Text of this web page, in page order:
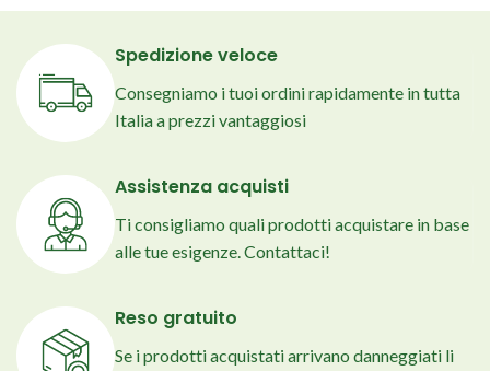
Spedizione veloce
Consegniamo i tuoi ordini rapidamente in tutta
Italia a prezzi vantaggiosi
Assistenza acquisti
Ti consigliamo quali prodotti acquistare in base
alle tue esigenze. Contattaci!
Reso gratuito
Se i prodotti acquistati arrivano danneggiati li